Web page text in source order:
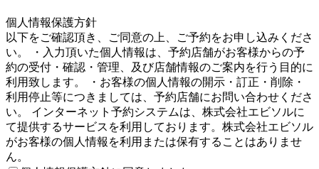
個人情報保護方針
以下をご確認頂き、ご同意の上、ご予約をお申し込みくださ
い。 ・入力頂いた個人情報は、予約店舗がお客様からの予
約の受付・確認・管理、及び店舗情報のご案内を行う目的に
利用致します。 ・お客様の個人情報の開示・訂正・削除・
利用停止等につきましては、予約店舗にお問い合わせくださ
い。 インターネット予約システムは、株式会社エビソルに
て提供するサービスを利用しております。株式会社エビソル
がお客様の個人情報を利用または保有することはありませ
ん。